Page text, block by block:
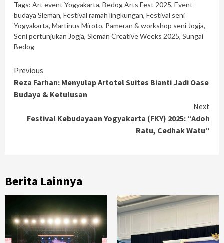
Tags: Art event Yogyakarta, Bedog Arts Fest 2025, Event
budaya Sleman, Festival ramah lingkungan, Festival seni
Yogyakarta, Martinus Miroto, Pameran & workshop seni Jogja,
Seni pertunjukan Jogja, Sleman Creative Weeks 2025, Sungai
Bedog
Continue
Reading
Previous
Reza Farhan: Menyulap Artotel Suites Bianti Jadi Oase
Budaya & Ketulusan
Next
Festival Kebudayaan Yogyakarta (FKY) 2025: “Adoh
Ratu, Cedhak Watu”
Berita Lainnya